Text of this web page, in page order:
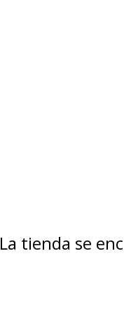
La tienda se